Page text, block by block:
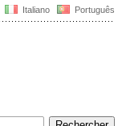
Italiano Português